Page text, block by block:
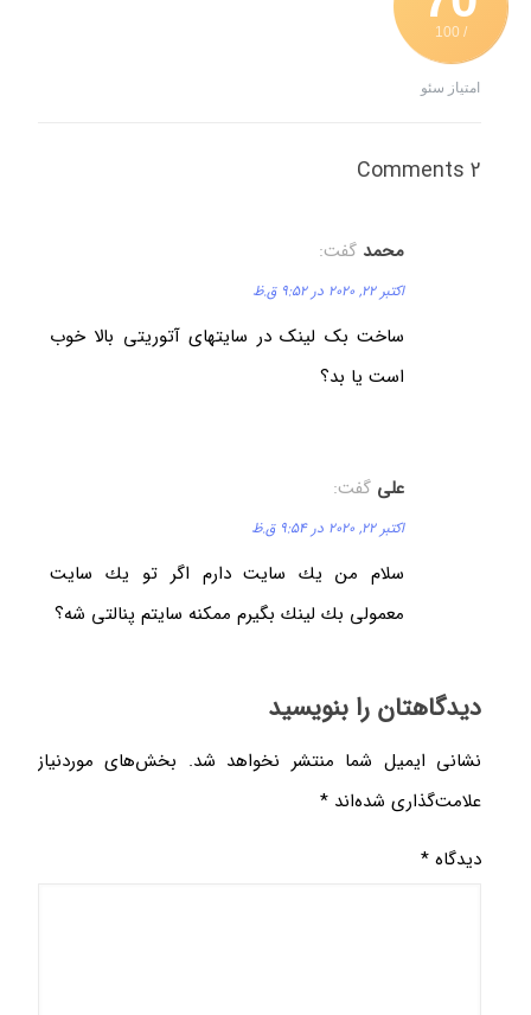
/ 100
امتیاز سئو
2 Comments
محمد گفت:
اکتبر 22, 2020 در 9:52 ق.ظ
ساخت بک لینک در سایتهای آتوریتی بالا خوب
است یا بد؟
على گفت:
اکتبر 22, 2020 در 9:54 ق.ظ
سلام من يك سايت دارم اگر تو يك سايت
معمولى بك لينك بگيرم ممكنه سايتم پنالتى شه؟
دیدگاهتان را بنویسید
نشانی ایمیل شما منتشر نخواهد شد.
بخش‌های موردنیاز
علامت‌گذاری شده‌اند *
دیدگاه*